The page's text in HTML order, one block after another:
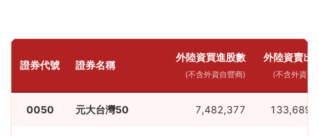
證券代號 證券名稱
外陸資買進股數
(不含外資自營商)
外陸資賣出
(不含外資自
0050 元大台灣50 7,482,377